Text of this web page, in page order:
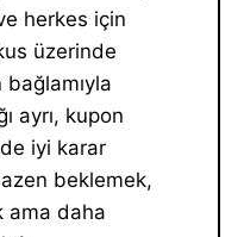
herkes için
üzerinde
bağlamıyla
ayrı, kupon
iyi karar
beklemek,
ama daha